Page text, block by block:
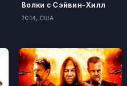
Волки с Сэйвин-Хилл
2014, США